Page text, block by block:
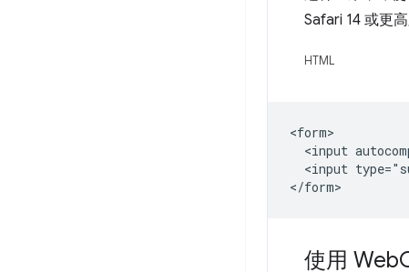
Safari 14 或更
HTML
<form>
<input
<input
使用 Web